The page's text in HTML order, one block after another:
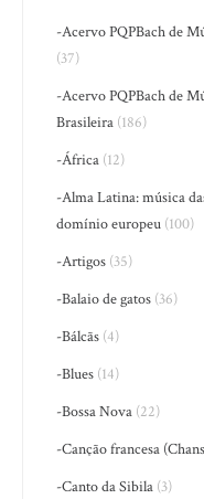
-Acervo PQPBach de
(37)
-Acervo PQPBach de
Brasileira (186)
-África (12)
-Alma Latina: música
domínio europeu (100)
-Artigos (35)
-Balaio de gatos (36)
-Bálcãs (4)
-Blues (14)
-Bossa Nova (22)
-Canção francesa
-Canto da Sibila (3)